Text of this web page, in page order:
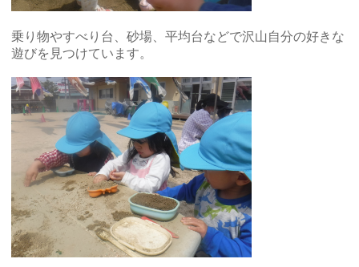
乗り物やすべり台、砂場、平均台などで沢山自分の好きな
遊びを見つけています。